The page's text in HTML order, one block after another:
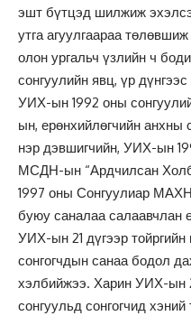
эшт бүтцэд шилжиж
утга агуулгаараа
олон ургальч үзлийн ч
сонгуулийн явц, үр
УИХ-ын 1992 оны
ын, ерөнхийлөгчийн анхны
нэр дэвшигчийн, УИХ-ын
МСДН-ын “Ардчилсан
1997 оны Сонгуулиар
буюу саналаа салаавчлан
УИХ-ын 21 дүгээр тойргийн
сонгогчдын санаа бодол
хэлбийжээ. Харин УИХ-ын
сонгуульд сонгогчид